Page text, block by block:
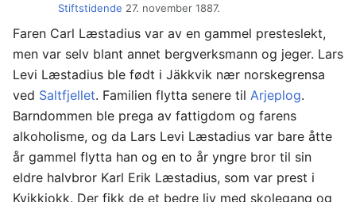
Stiftstidende 27. november 1887.
Faren Carl Læstadius var av en gammel presteslekt,
men var selv blant annet bergverksmann og jeger. Lars
Levi Læstadius ble født i Jäkkvik nær norskegrensa
ved Saltfjellet. Familien flytta senere til Arjeplog.
Barndommen ble prega av fattigdom og farens
alkoholisme, og da Lars Levi Læstadius var bare åtte
år gammel flytta han og en to år yngre bror til sin
eldre halvbror Karl Erik Læstadius, som var prest i
Kvikkjokk. Der fikk de et bedre liv med skolegang og